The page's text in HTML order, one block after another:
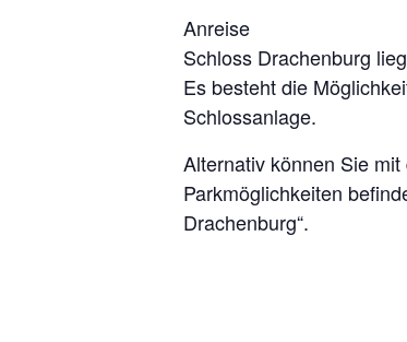
Anreise
Schloss Drachenburg
Es besteht die
Schlossanlage.
Alternativ können Sie
Parkmöglichkeiten
Drachenburg“.